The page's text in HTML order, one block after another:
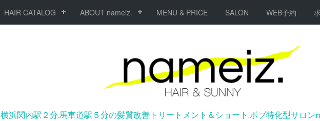
HAIR CATALOG ABOUT nameiz. MENU & PRICE SALON WEB予約
横浜関内駅２分.馬車道駅５分の髪質改善トリートメント＆ショート.ボブ特化型サロン